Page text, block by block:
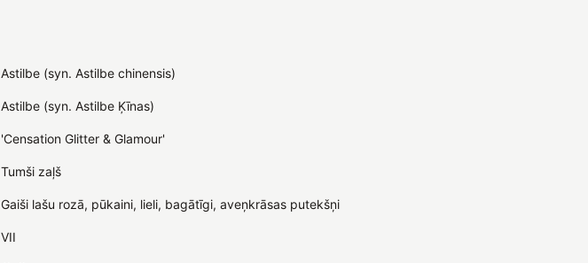
Astilbe (syn. Astilbe chinensis)
Astilbe (syn. Astilbe Ķīnas)
'Censation Glitter & Glamour'
Tumši zaļš
Gaiši lašu rozā, pūkaini, lieli, bagātīgi, aveņkrāsas putekšņi
VII